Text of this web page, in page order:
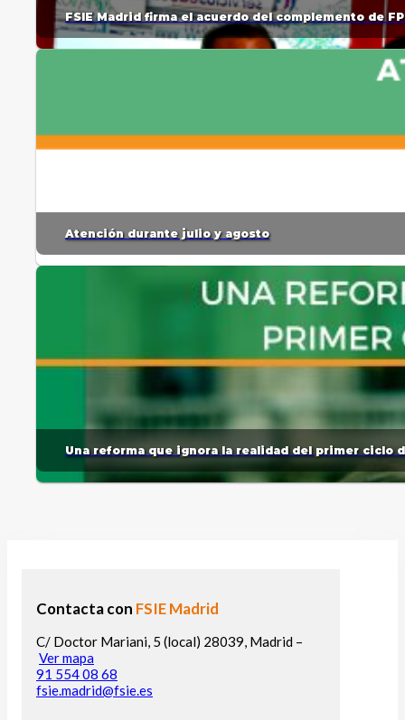
FSIE Madrid firma el acuerdo del complemento de
Atención durante julio y agosto
Una reforma que ignora la realidad del primer ciclo
Contacta con FSIE Madrid
C/ Doctor Mariani, 5 (local) 28039, Madrid –
Ver mapa
91 554 08 68
fsie.madrid@fsie.es